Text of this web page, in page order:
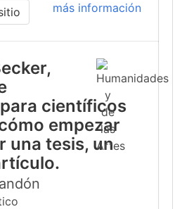
más información
científicos
empezar
una tesis, un